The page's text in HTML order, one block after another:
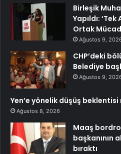
Birleşik
Yapıldı:
Ortak
Ağustos 9,
CHP’deki
Belediye
Ağustos 9,
Yen’e yönelik düşüş
Ağustos 8, 2026
Maaş
başkanının
bıraktı